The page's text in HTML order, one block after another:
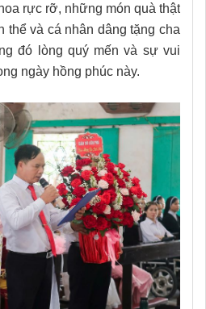
rực rỡ, những món quà thật
thể và cá nhân dâng tặng cha
đó lòng quý mến và sự vui
ngày hồng phúc này.